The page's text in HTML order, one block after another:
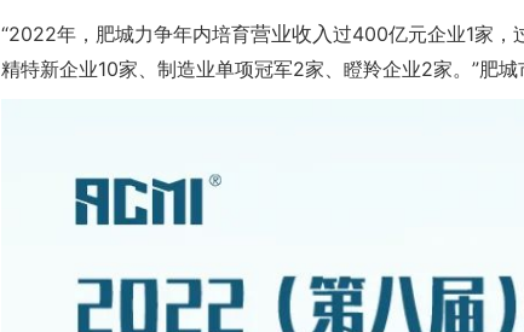
“2022年，肥城力争年内培育营业收入 过400亿元企业1家，
精特新企业10家、制造业单项冠军2家、瞪羚企业2家。”肥城